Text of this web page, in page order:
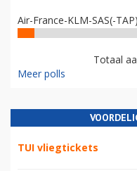
Air-France-KLM-SAS(-TAP)
Totaal
Meer polls
TUI vliegtickets